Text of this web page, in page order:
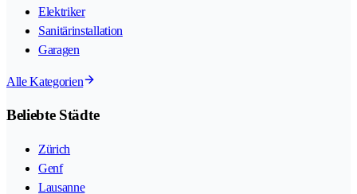
Elektriker
Sanitärinstallation
Garagen
Alle Kategorien
Beliebte Städte
Zürich
Genf
Lausanne